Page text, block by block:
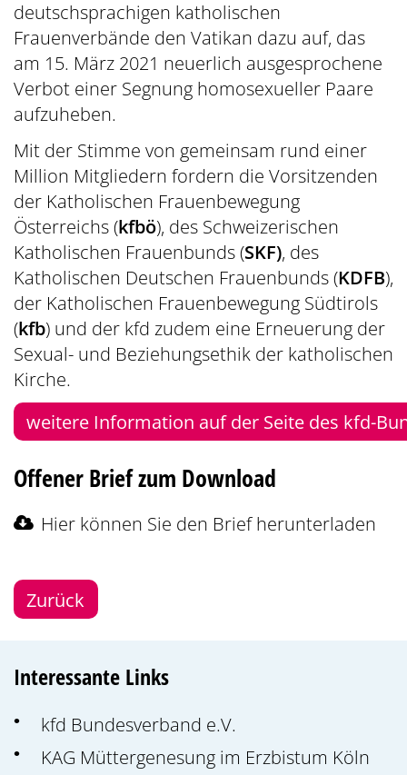
deutschsprachigen katholischen
Frauenverbände den Vatikan dazu auf, das
am 15. März 2021 neuerlich ausgesprochene
Verbot einer Segnung homosexueller Paare
aufzuheben.
Mit der Stimme von gemeinsam rund einer
Million Mitgliedern fordern die Vorsitzenden
der Katholischen Frauenbewegung
Österreichs (kfbö), des Schweizerischen
Katholischen Frauenbunds (SKF), des
Katholischen Deutschen Frauenbunds (KDFB),
der Katholischen Frauenbewegung Südtirols
(kfb) und der kfd zudem eine Erneuerung der
Sexual- und Beziehungsethik der katholischen
Kirche.
weitere Information auf der Seite des kfd-
Offener Brief zum Download
Hier können Sie den Brief herunterladen
Zurück
Interessante Links
kfd Bundesverband e.V.
KAG Müttergenesung im Erzbistum Köln